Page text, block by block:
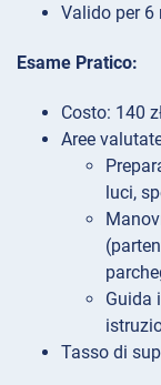
Valido per 6
Esame Pratico:
Costo: 140
Aree
luci,
Guida
Tasso di